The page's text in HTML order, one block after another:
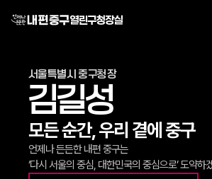
열린구청장실
서울특별시 중구청장
김길성
모든 순간, 우리 곁에 중구
언제나 든든한 내편 중구는
‘다시 서울의 중심, 대한민국의 중심으로’ 도약하